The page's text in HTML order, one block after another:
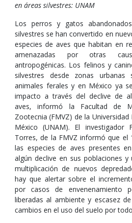
en áreas silvestres: UNAM
Los perros y gatos
silvestres se han convertido en
especies de aves que habitan en
amenazadas por otras
antropogénicas. Los felinos y
silvestres desde zonas urbanas
animales ferales y en México ya
impacto a través del declive de
aves, informó la Facultad de
Zootecnia (FMVZ) de la
México (UNAM). El investigador
Torres, de la FMVZ informó que
las especies de aves presentes
algún declive en sus poblaciones
multiplicación de nuevos
hay que alertar sobre el
por casos de envenenamiento
liberadas al ambiente y escasez
cambios en el uso del suelo por